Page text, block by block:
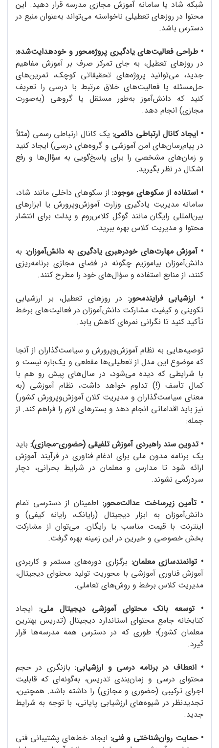
شبکه‌ شاد یا سامانه‌ آموزش مجازی مدرسه قرار دهید. این
محتوا در روزهای تعطیلی ناخواسته می‌تواند به‌عنوان منبع در
دسترس باشد.
• طراحی فعالیت‌های یادگیری پروژه‌محور و خودهدایت‌شده:
در روزهای تعطیل، به جای تمرکز صرف بر آموزش مفاهیم
جدید، می‌توانید پروژه‌های تحقیقاتی کوچک، تمرین‌های
حل‌مسئله یا فعالیت‌های خلاق مرتبط با درسی را تعریف
کنید که دانش‌آموز به‌طور مستقل یا گروهی (به‌صورت
مجازی) انجام دهد.
• ایجاد کانال ارتباطی دائمی: یک کانال ارتباطی رسمی (مثلاً
در پیام‌رسان‌های امن آموزشی و گروه‌های درسی) ایجاد کنید
و زمان‌های مشخصی را برای پاسخ‌گویی به سؤال‌ها و رفع
اشکال در نظر بگیرید.
• استفاده از سکو‌های موجود:از سکو‌های داخلی مانند شاد،
سامانه‌ مدیریت یادگیری وزارت آموزش‌وپرورش یا ابزارهای
بین‌المللی رایگان مانند گوگل کلاس‌روم و پدلت برای انتشار
محتوا و مدیریت کلاس بهره ببرید.
• آموزش مهارت‌های خودرهبری یادگیری به دانش‌آموزان: به
دانش‌آموزان بیاموزیم چگونه در فضای مجازی برنامه‌ریزی
کنند، از منابع استفاده و سؤال‌های خود را مطرح کنند.
• ارزشیابی فرایندمحور: در روزهای تعطیل، بر ارزشیابی
تکوینی و کیفیت مشارکت دانش‌آموزان در فعالیت‌های برخط
تأکید کنید تا نگرانی نمره‌ای کاهش یابد.
توصیه‌هایی به نظام آموزش‌وپرورش و سیاست‌گذاران از آنجا
که موضوع این مدل از تعطیلی‌ها مقطعی و یک‌باره نیست و
با شرایطی که دیده می‌شود، در سال‌های پیش رو هم با
کمال تأسف (!) تداوم خواهد داشت، نظام آموزشی (به
معنای سیاست‌گذاران و مدیریت کلان آموزش‌وپرورش کشور)
نیز باید اقداماتی انجام دهد و بسترهای لازم را فراهم کند. از
جمله:
• تدوین سند راهبردی آموزش تلفیقی (حضوری-مجازی): باید
یک برنامه مدون ملی برای ادغام فناوری در فرآیند آموزش
ارائه شود تا مدارس و معلمان در شرایط بحرانی، دچار
سردرگمی نشوند.
• تأمین زیرساخت عدالت‌محور: اطمینان از دسترسی تمام
دانش‌آموزان به ابزار دیجیتال (رایانک، رایانه‌ کیفی) و
اینترنت با قیمت مناسب یا رایگان. می‌توان از مشارکت
بخش خصوصی و خیرین در این زمینه بهره گرفت.
• توانمندسازی معلمان: برگزاری دوره‌های مستمر و کاربردی
آموزش فناوری آموزشی با محوریت تولید محتوای دیجیتال،
مدیریت کلاس برخط و روش‌های تعاملی.
• توسعه‌ بانک محتوای آموزشی دیجیتال ملی: ایجاد
کتابخانه‌ جامع محتوای استاندارد دیجیتال (تدریس بهترین
معلمان کشور)؛ طوری که در دسترس همه‌ مدرسه‌ها قرار
گیرد.
• انعطاف در برنامه‌ درسی و ارزشیابی:بازنگری در حجم
محتوای درسی و زمان‌بندی تدریس، به‌گونه‌ای که قابلیت
اجرای ترکیبی (حضوری و مجازی) را داشته باشد. همچنین،
تجدیدنظر در شیوه‌های ارزشیابی پایانی، با توجه به شرایط
جدید.
• حمایت روان‌شناختی و فنی: ایجاد خط‌های پشتیبانی فنی